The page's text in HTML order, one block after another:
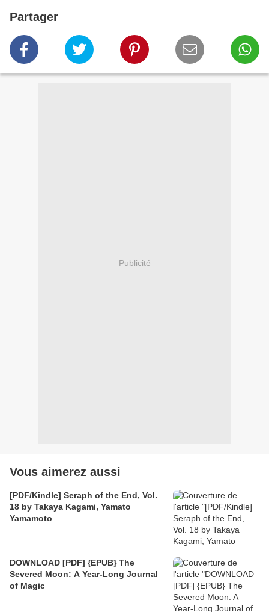
Partager
Publicité
Vous aimerez aussi
[PDF/Kindle] Seraph of the End, Vol.
18 by Takaya Kagami, Yamato
Yamamoto
DOWNLOAD [PDF] {EPUB} The
Severed Moon: A Year-Long Journal
of Magic